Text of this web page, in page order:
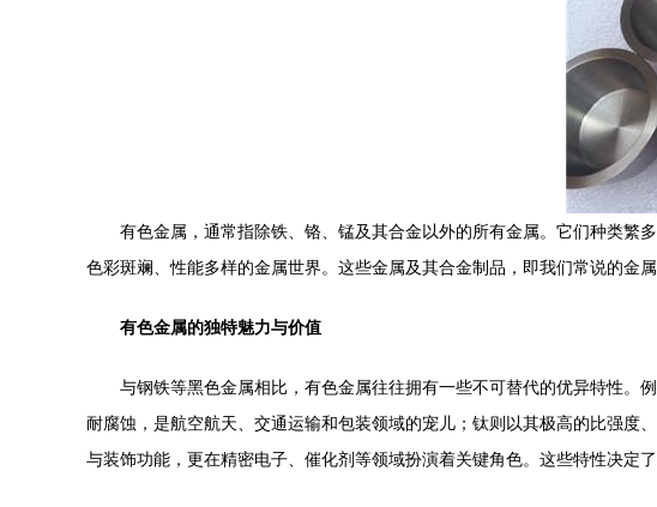
有色金属，通常指除铁、铬、锰及其合金以外的所有金属。它们种类繁
色彩斑斓、性能多样的金属世界。这些金属及其合金制品，即我们常说的金
有色金属的独特魅力与价值
与钢铁等黑色金属相比，有色金属往往拥有一些不可替代的优异特性。
耐腐蚀，是航空航天、交通运输和包装领域的宠儿；钛则以其极高的比强度
与装饰功能，更在精密电子、催化剂等领域扮演着关键角色。这些特性决定